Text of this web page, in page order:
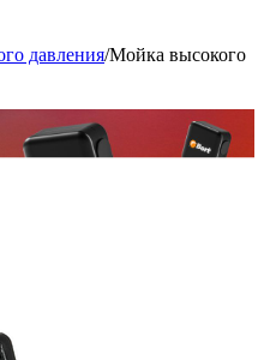
давления/Мойка высокого